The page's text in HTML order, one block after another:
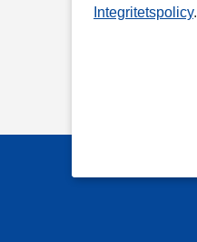
Integritetspolicy.